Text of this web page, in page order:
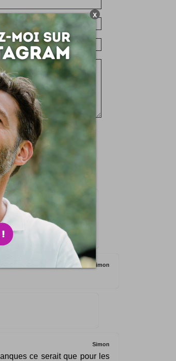
! (du mois ?)
de temps en
Simon
Simon
ce serait que pour les
X